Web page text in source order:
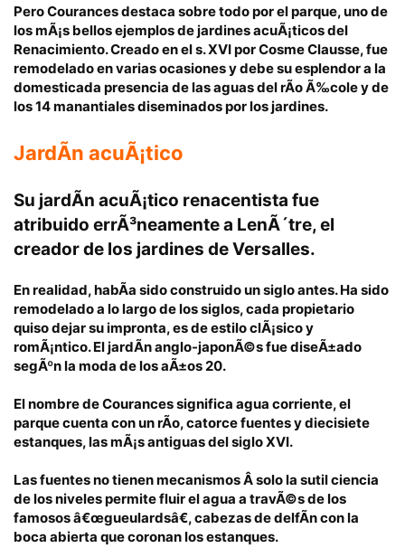
Pero Courances destaca sobre todo por el parque, uno de
los mÃ¡s bellos ejemplos de jardines acuÃ¡ticos del
Renacimiento. Creado en el s. XVI por Cosme Clausse, fue
remodelado en varias ocasiones y debe su esplendor a la
domesticada presencia de las aguas del rÃ­o Ã‰cole y de
los 14 manantiales diseminados por los jardines.
JardÃ­n acuÃ¡tico
Su jardÃ­n acuÃ¡tico renacentista fue
atribuido errÃ³neamente a LenÃ´tre, el
creador de los jardines de Versalles.
En realidad, habÃ­a sido construido un siglo antes. Ha sido
remodelado a lo largo de los siglos, cada propietario
quiso dejar su impronta, es de estilo clÃ¡sico y
romÃ¡ntico. El jardÃ­n anglo-japonÃ©s fue diseÃ±ado
segÃºn la moda de los aÃ±os 20.
El nombre de Courances significa agua corriente, el
parque cuenta con un rÃ­o, catorce fuentes y diecisiete
estanques, las mÃ¡s antiguas del siglo XVI.
Las fuentes no tienen mecanismos Â solo la sutil ciencia
de los niveles permite fluir el agua a travÃ©s de los
famosos â€œgueulardsâ€, cabezas de delfÃ­n con la
boca abierta que coronan los estanques.